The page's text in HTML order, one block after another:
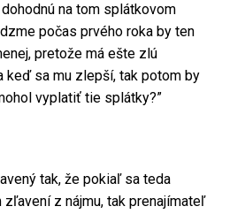
na tom splátkovom
počas prvého roka by ten
pretože má ešte zlú
keď sa mu zlepší, tak potom by
vyplatiť tie splátky?”
tak, že pokiaľ sa teda
zľavení z nájmu, tak prenajímateľ